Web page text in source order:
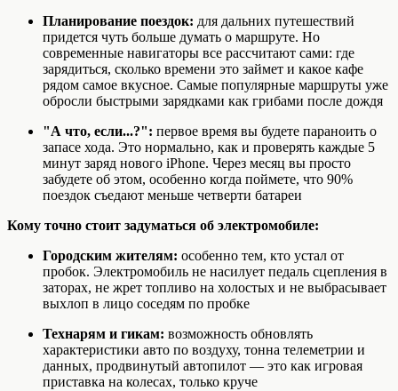
Планирование поездок: для дальних путешествий
придется чуть больше думать о маршруте. Но
современные навигаторы все рассчитают сами: где
зарядиться, сколько времени это займет и какое кафе
рядом самое вкусное. Самые популярные маршруты уже
обросли быстрыми зарядками как грибами после дождя
"А что, если...?": первое время вы будете параноить о
запасе хода. Это нормально, как и проверять каждые 5
минут заряд нового iPhone. Через месяц вы просто
забудете об этом, особенно когда поймете, что 90%
поездок съедают меньше четверти батареи
Кому точно стоит задуматься об электромобиле:
Городским жителям: особенно тем, кто устал от
пробок. Электромобиль не насилует педаль сцепления в
заторах, не жрет топливо на холостых и не выбрасывает
выхлоп в лицо соседям по пробке
Технарям и гикам: возможность обновлять
характеристики авто по воздуху, тонна телеметрии и
данных, продвинутый автопилот — это как игровая
приставка на колесах, только круче